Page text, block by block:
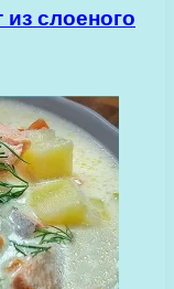
слоеного